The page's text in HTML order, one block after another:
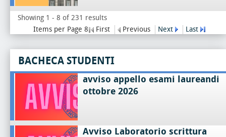
Showing 1 - 8 of 231 results
Items per Page 8
First Previous Next Last
BACHECA STUDENTI
avviso appello esami laureandi
ottobre 2026
Avviso Laboratorio scrittura